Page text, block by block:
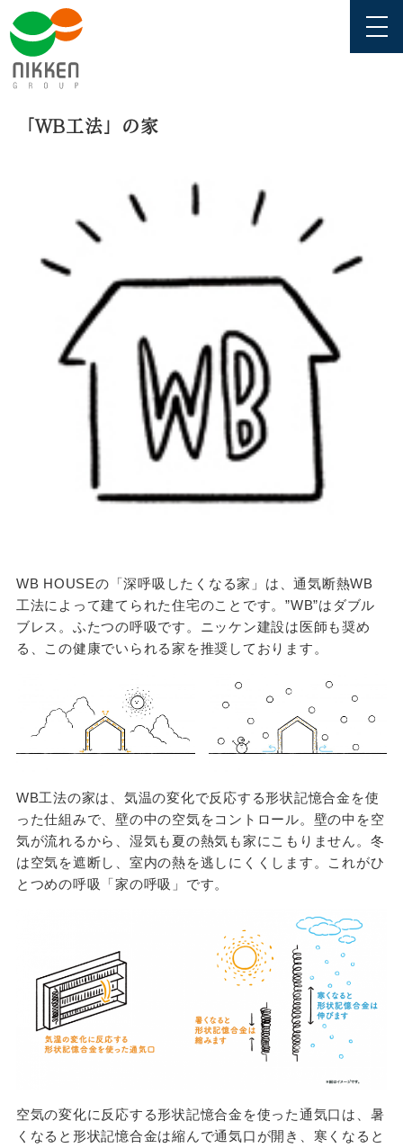
「WB工法」の家
WB HOUSEの「深呼吸したくなる家」は、通気断熱WB
工法によって建てられた住宅のことです。”WB”はダブル
ブレス。ふたつの呼吸です。ニッケン建設は医師も奨め
る、この健康でいられる家を推奨しております。
WB工法の家は、気温の変化で反応する形状記憶合金を使
った仕組みで、壁の中の空気をコントロール。壁の中を空
気が流れるから、湿気も夏の熱気も家にこもりません。冬
は空気を遮断し、室内の熱を逃しにくくします。これがひ
とつめの呼吸「家の呼吸」です。
空気の変化に反応する形状記憶合金を使った通気口は、暑
くなると形状記憶合金は縮んで通気口が開き、寒くなると